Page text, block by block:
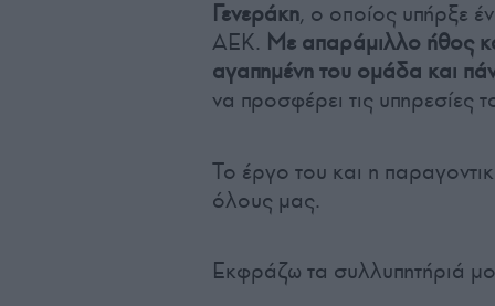
Γενεράκη, ο οποίος υπήρξε
ΑΕΚ. Με απαράμιλλο ήθος
αγαπημένη του ομάδα και
να προσφέρει τις υπηρεσίες
Το έργο του και η
όλους μας.
Εκφράζω τα συλλυπητήριά